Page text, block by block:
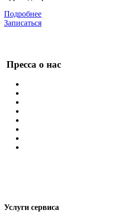
Подробнее
Записаться
Пресса о нас
Услуги сервиса